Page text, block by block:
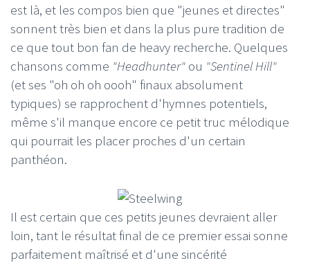
est là, et les compos bien que "jeunes et directes"
sonnent très bien et dans la plus pure tradition de
ce que tout bon fan de heavy recherche. Quelques
chansons comme "Headhunter" ou "Sentinel Hill"
(et ses "oh oh oh oooh" finaux absolument
typiques) se rapprochent d'hymnes potentiels,
même s'il manque encore ce petit truc mélodique
qui pourrait les placer proches d'un certain
panthéon.
Il est certain que ces petits jeunes devraient aller
loin, tant le résultat final de ce premier essai sonne
parfaitement maîtrisé et d'une sincérité